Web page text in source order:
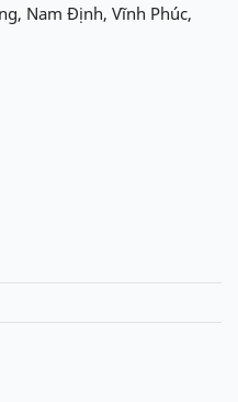
Nam Định, Vĩnh Phúc,